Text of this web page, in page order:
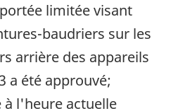
portée limitée visant
baudriers sur les
arrière des appareils
a été approuvé;
l'heure actuelle